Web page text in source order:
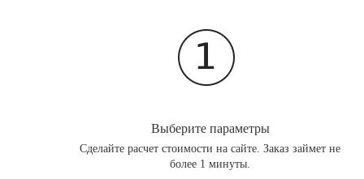
Выберите параметры
Сделайте расчет стоимости на сайте. Заказ займет не
более 1 минуты.